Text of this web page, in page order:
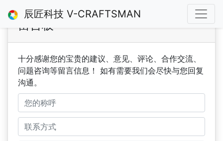
辰匠科技 V-CRAFTSMAN
留言板
十分感谢您的宝贵的建议、意见、评论、合作交流、
问题咨询等留言信息！ 如有需要我们会尽快与您回复
沟通。